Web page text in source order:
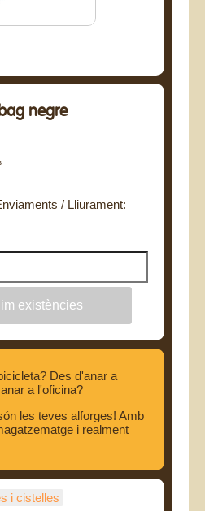
negre
/ Lliurament:
Des d'anar a
a l'oficina?
les teves alforges! Amb
i realment
i cistelles